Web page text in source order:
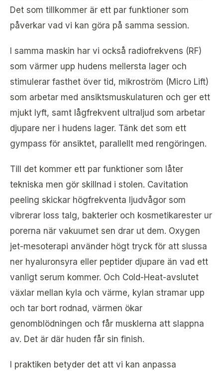
Det som tillkommer är ett par funktioner som
påverkar vad vi kan göra på samma session.
I samma maskin har vi också radiofrekvens (RF)
som värmer upp hudens mellersta lager och
stimulerar fasthet över tid, mikroström (Micro Lift)
som arbetar med ansiktsmuskulaturen och ger ett
mjukt lyft, samt lågfrekvent ultraljud som arbetar
djupare ner i hudens lager. Tänk det som ett
gympass för ansiktet, parallellt med rengöringen.
Till det kommer ett par funktioner som låter
tekniska men gör skillnad i stolen. Cavitation
peeling skickar högfrekventa ljudvågor som
vibrerar loss talg, bakterier och kosmetikarester ur
porerna när vakuumet sen drar ut dem. Oxygen
jet-mesoterapi använder högt tryck för att slussa
ner hyaluronsyra eller peptider djupare än vad ett
vanligt serum kommer. Och Cold-Heat-avslutet
växlar mellan kyla och värme, kylan stramar upp
och tar bort rodnad, värmen ökar
genomblödningen och får musklerna att slappna
av. Det är där huden får sin finish.
I praktiken betyder det att vi kan anpassa